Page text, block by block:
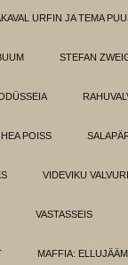
URFIN JA TEMA
STEFAN
HEA POISS
VIDEVIKU
VASTASSEIS
MAFFIA: